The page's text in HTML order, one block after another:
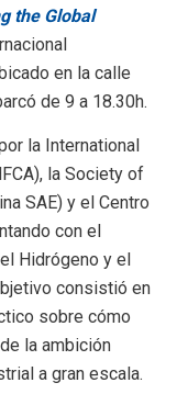
the Global
en la calle
de 9 a 18.30h.
la International
la Society of
SAE) y el Centro
con el
Hidrógeno y el
consistió en
sobre cómo
la ambición
a gran escala.